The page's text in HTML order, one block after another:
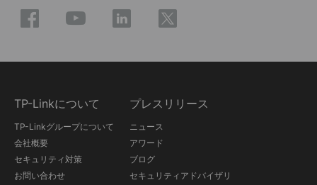
TP-Linkについて
TP-Linkグループについて
会社概要
セキュリティ対策
お問い合わせ
プレスリリース
ニュース
アワード
ブログ
セキュリティアドバイザリ